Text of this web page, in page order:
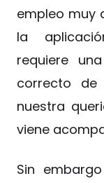
empleo muy
la
requiere
correcto de
nuestra
viene
Sin